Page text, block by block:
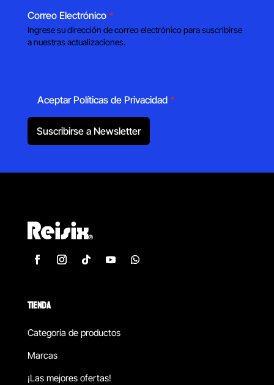
Correo Electrónico *
Ingrese su dirección de correo electrónico para suscribirse
a nuestras actualizaciones.
Aceptar Políticas de Privacidad *
Suscribirse a Newsletter
TIENDA
Categoría de productos
Marcas
¡Las mejores ofertas!